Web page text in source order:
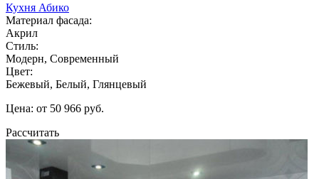
Кухня Абико
Материал фасада:
Акрил
Стиль:
Модерн, Современный
Цвет:
Бежевый, Белый, Глянцевый
Цена: от 50 966 руб.
Рассчитать